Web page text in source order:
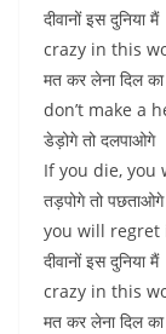
दीवानों इस दुनिया मैं
crazy in this
मत कर लेना दिल का
don’t make a
डेड़ोगे तो दलपाओगे
If you die, you
तड़पोगे तो पछताओगे
you will
दीवानों इस दुनिया मैं
crazy in this
मत कर लेना दिल का